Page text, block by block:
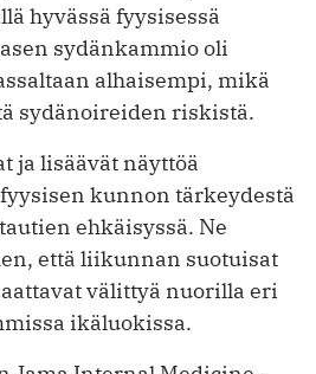
hyvässä fyysisessä
sydänkammio oli
alhaisempi, mikä
sydänoireiden riskistä.
ja lisäävät näyttöä
kunnon tärkeydestä
ehkäisyssä. Ne
että liikunnan suotuisat
välittyä nuorilla eri
ikäluokissa.